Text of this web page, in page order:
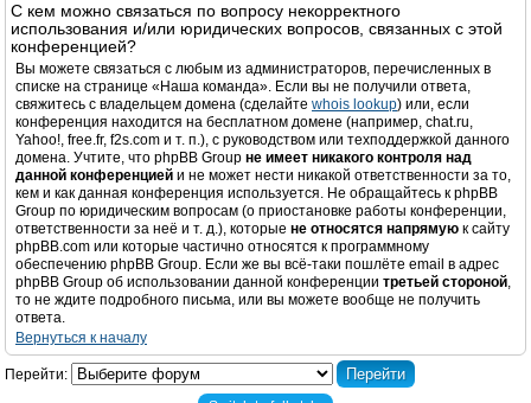
С кем можно связаться по вопросу некорректного
использования и/или юридических вопросов, связанных с этой
конференцией?
Вы можете связаться с любым из администраторов, перечисленных в
списке на странице «Наша команда». Если вы не получили ответа,
свяжитесь с владельцем домена (сделайте whois lookup) или, если
конференция находится на бесплатном домене (например, chat.ru,
Yahoo!, free.fr, f2s.com и т. п.), с руководством или техподдержкой данного
домена. Учтите, что phpBB Group не имеет никакого контроля над
данной конференцией и не может нести никакой ответственности за то,
кем и как данная конференция используется. Не обращайтесь к phpBB
Group по юридическим вопросам (о приостановке работы конференции,
ответственности за неё и т. д.), которые не относятся напрямую к сайту
phpBB.com или которые частично относятся к программному
обеспечению phpBB Group. Если же вы всё-таки пошлёте email в адрес
phpBB Group об использовании данной конференции третьей стороной,
то не ждите подробного письма, или вы можете вообще не получить
ответа.
Вернуться к началу
Перейти: